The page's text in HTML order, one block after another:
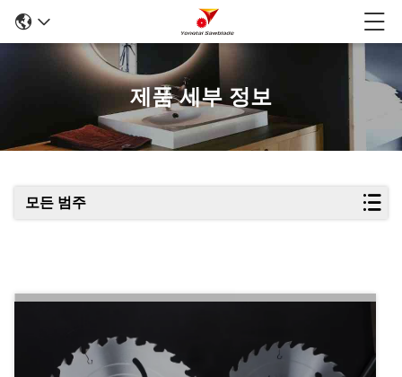
제품 세부 정보
모든 범주